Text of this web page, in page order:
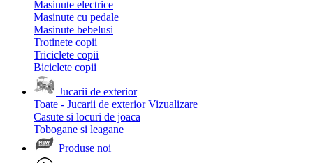
Masinute electrice
Masinute cu pedale
Masinute bebelusi
Trotinete copii
Triciclete copii
Biciclete copii
Jucarii de exterior
Toate - Jucarii de exterior Vizualizare
Casute si locuri de joaca
Tobogane si leagane
Produse noi